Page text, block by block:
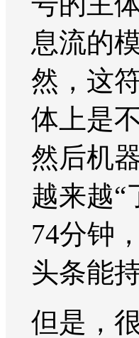
息流的
然，这
体上是
然后机
越来越“
74分钟
头条能
但是，